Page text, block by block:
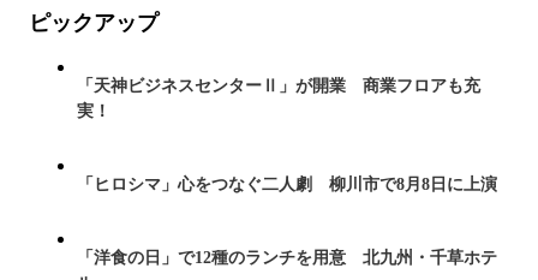
ピックアップ
「天神ビジネスセンターⅡ」が開業 商業フロアも充
実！
「ヒロシマ」心をつなぐ二人劇 柳川市で8月8日に上演
「洋食の日」で12種のランチを用意 北九州・千草ホテ